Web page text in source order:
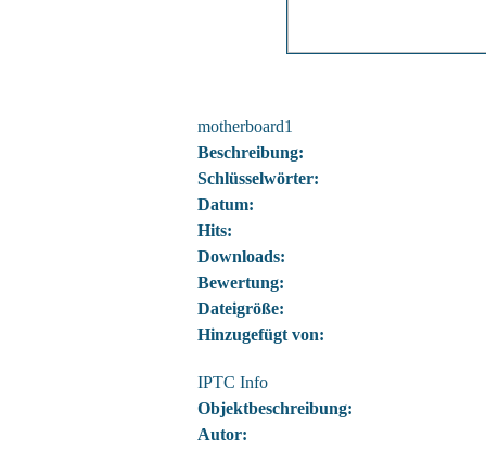
motherboard1
Beschreibung:
Schlüsselwörter:
Datum:
Hits:
Downloads:
Bewertung:
Dateigröße:
Hinzugefügt von:
IPTC Info
Objektbeschreibung:
Autor: